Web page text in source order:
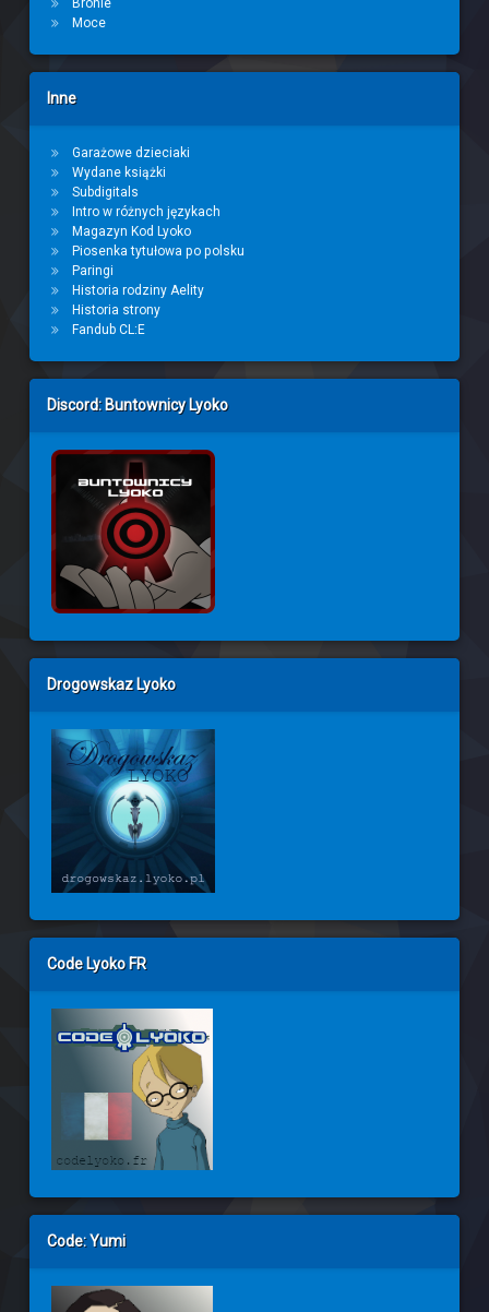
Bronie
Moce
Inne
Garażowe dzieciaki
Wydane książki
Subdigitals
Intro w różnych językach
Magazyn Kod Lyoko
Piosenka tytułowa po polsku
Paringi
Historia rodziny Aelity
Historia strony
Fandub CL:E
Discord: Buntownicy Lyoko
Drogowskaz Lyoko
Code Lyoko FR
Code: Yumi